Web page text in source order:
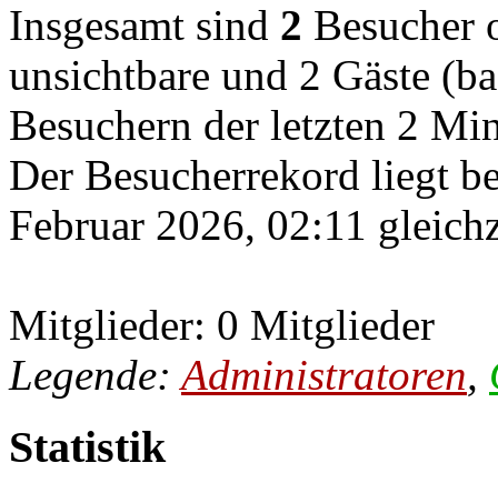
Insgesamt sind 2 Besucher
unsichtbare und 2 Gäste
Besuchern der letzten 2
Der Besucherrekord liegt
Februar 2026, 02:11
Mitglieder: 0 Mitglieder
Legende:Administratoren,
Statistik